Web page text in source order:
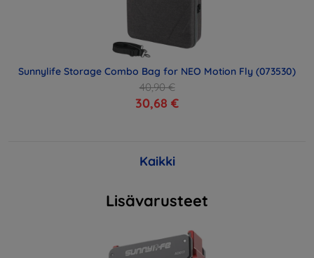
Sunnylife Storage Combo Bag for NEO Motion Fly (073530)
40,90 €
30,68 €
Kaikki
Lisävarusteet